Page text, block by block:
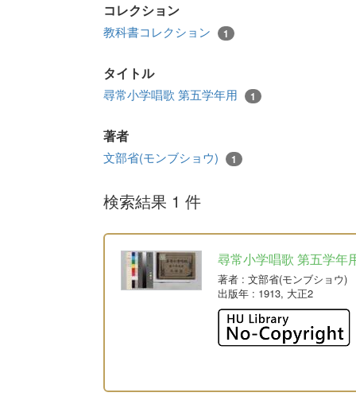
コレクション
教科書コレクション 1
タイトル
尋常小学唱歌 第五学年用 1
著者
文部省(モンブショウ) 1
検索結果 1 件
尋常小学唱歌 第五学年
著者 : 文部省(モンブショウ)
出版年 : 1913, 大正2